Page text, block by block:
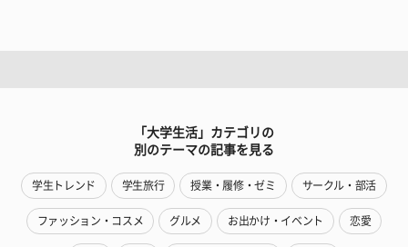
「大学生活」カテゴリの
別のテーマの記事を見る
学生トレンド 学生旅行 授業・履修・ゼミ サークル・部活
ファッション・コスメ グルメ お出かけ・イベント 恋愛